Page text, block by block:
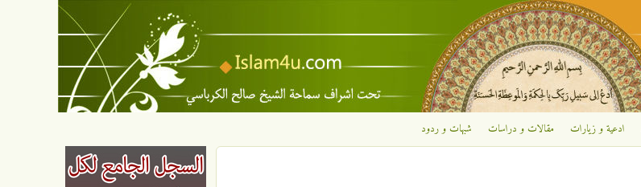
تجاوز إلى المحتوى الرئيسي
ادعية و زيارات مقالات و دراسات شبهات و ردود